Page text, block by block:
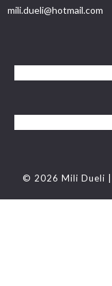
mili.dueli@hotmail.com
© 2026 Mili Dueli